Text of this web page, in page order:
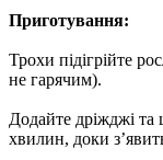
Приготування:
Трохи підігрійте
не гарячим).
Додайте дріжджі
хвилин, доки